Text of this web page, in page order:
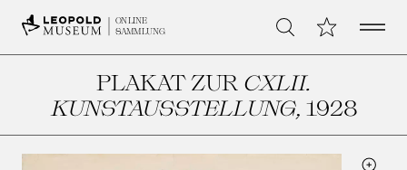
ONLINE
SAMMLUNG
Suche Meine Open
PLAKAT ZUR CXLII.
KUNSTAUSSTELLUNG, 1928